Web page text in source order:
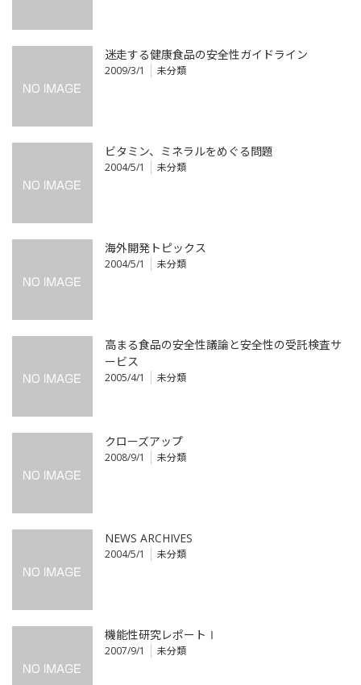
迷走する健康食品の安全性ガイドライン
2009/3/1 未分類
ビタミン、ミネラルをめぐる問題
2004/5/1 未分類
海外開発トピックス
2004/5/1 未分類
高まる食品の安全性議論と安全性の受託検査サ
ービス
2005/4/1 未分類
クローズアップ
2008/9/1 未分類
NEWS ARCHIVES
2004/5/1 未分類
機能性研究レポートⅠ
2007/9/1 未分類